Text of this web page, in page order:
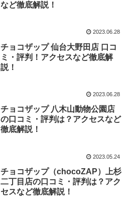
など徹底解説！
2023.06.28
チョコザップ 仙台大野田店 口コ
ミ・評判！アクセスなど徹底解
説！
2023.06.28
チョコザップ 八木山動物公園店
の口コミ・評判は？アクセスなど
徹底解説！
2023.05.24
チョコザップ（chocoZAP）上杉
二丁目店の口コミ・評判は？アク
セスなど徹底解説！